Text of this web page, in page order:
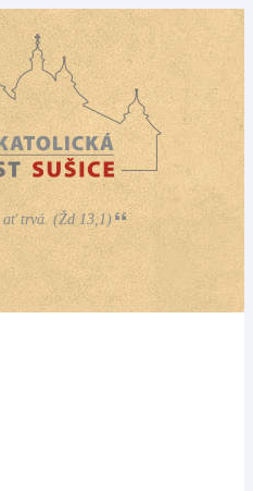
ať trvá. (Žd 13,1)